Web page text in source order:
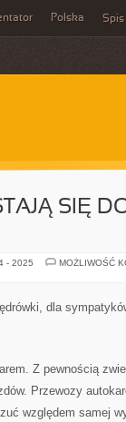
Polska Spis
SIĘ
- 2025
MOŻLIWOŚĆ
dla
Z pewnością
Przewozy
względem samej